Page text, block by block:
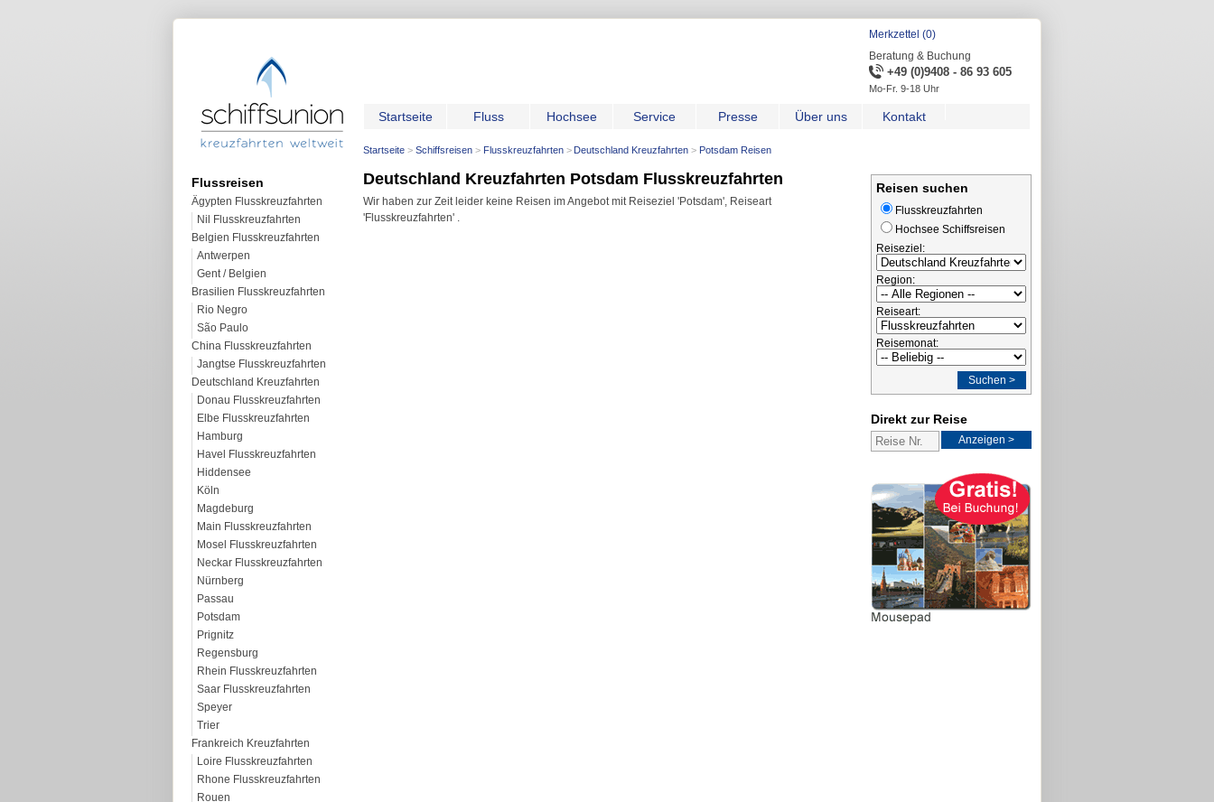
Merkzettel (0)
Beratung & Buchung
+49 (0)9408 - 86 93 605
Mo-Fr. 9-18 Uhr
Startseite Fluss Hochsee Service Presse Über uns Kontakt
Startseite Schiffsreisen Flusskreuzfahrten Deutschland Kreuzfahrten Potsdam Reisen
Deutschland Kreuzfahrten Potsdam Flusskreuzfahrten
Wir haben zur Zeit leider keine Reisen im Angebot mit Reiseziel 'Potsdam', Reiseart
'Flusskreuzfahrten' .
Flussreisen
Ägypten Flusskreuzfahrten
Nil Flusskreuzfahrten
Belgien Flusskreuzfahrten
Antwerpen
Gent / Belgien
Brasilien Flusskreuzfahrten
Rio Negro
São Paulo
China Flusskreuzfahrten
Jangtse Flusskreuzfahrten
Deutschland Kreuzfahrten
Donau Flusskreuzfahrten
Elbe Flusskreuzfahrten
Hamburg
Havel Flusskreuzfahrten
Hiddensee
Köln
Magdeburg
Main Flusskreuzfahrten
Mosel Flusskreuzfahrten
Neckar Flusskreuzfahrten
Nürnberg
Passau
Potsdam
Prignitz
Regensburg
Rhein Flusskreuzfahrten
Saar Flusskreuzfahrten
Speyer
Trier
Frankreich Kreuzfahrten
Loire Flusskreuzfahrten
Rhone Flusskreuzfahrten
Rouen
Reisen suchen
Flusskreuzfahrten
Hochsee Schiffsreisen
Reiseziel:
Region:
Reiseart:
Reisemonat:
Suchen >
Direkt zur Reise
Anzeigen >